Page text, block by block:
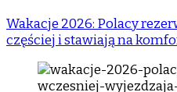
Wakacje 2026: Polacy
częściej i stawiają na